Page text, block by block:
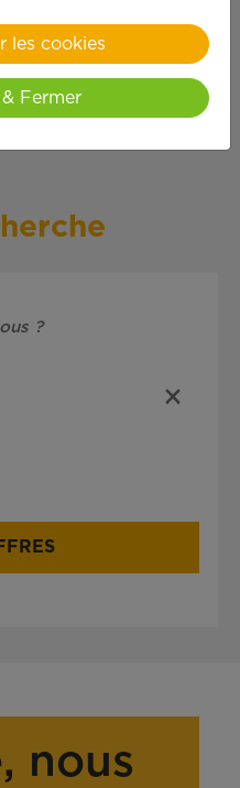
met du
!
nous
les cookies
Fermer